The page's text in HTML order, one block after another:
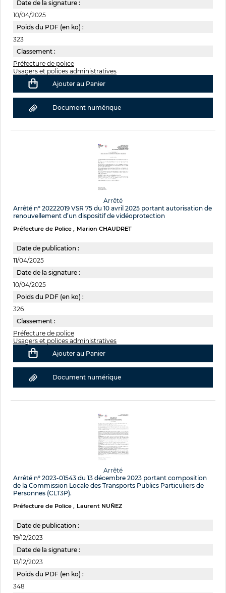
Date de la signature :
10/04/2025
Poids du PDF (en ko) :
323
Classement :
Préfecture de police
Usagers et polices administratives
Ajouter au Panier
Document numérique
Arrêté
Arrêté n° 20222019 VSR 75 du 10 avril 2025 portant autorisation de
renouvellement d’un dispositif de vidéoprotection
Préfecture de Police Marion CHAUDRET
Date de publication :
11/04/2025
Date de la signature :
10/04/2025
Poids du PDF (en ko) :
326
Classement :
Préfecture de police
Usagers et polices administratives
Ajouter au Panier
Document numérique
Arrêté
Arrêté n° 2023-01543 du 13 décembre 2023 portant composition
de la Commission Locale des Transports Publics Particuliers de
Personnes (CLT3P).
Préfecture de Police Laurent NUÑEZ
Date de publication :
19/12/2023
Date de la signature :
13/12/2023
Poids du PDF (en ko) :
348